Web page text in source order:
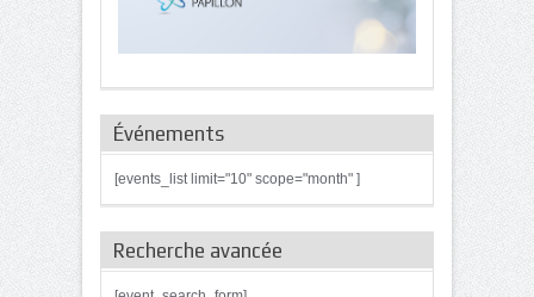
Événements
[events_list limit="10" scope="month" ]
Recherche avancée